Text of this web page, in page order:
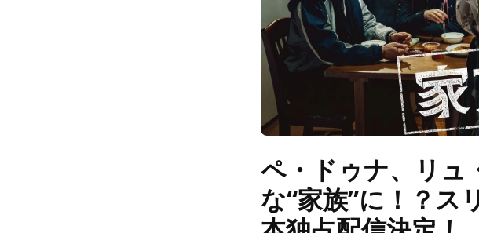
ペ・ドゥナ、リュ
な“家族”に！？ス